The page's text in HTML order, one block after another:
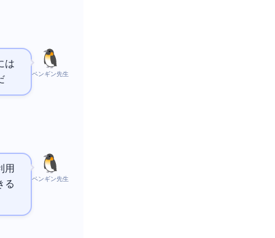
ペンギン先生
は
ペンギン先生
用
る